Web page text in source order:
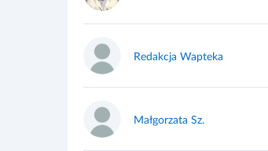
Redakcja Wapteka
Małgorzata Sz.